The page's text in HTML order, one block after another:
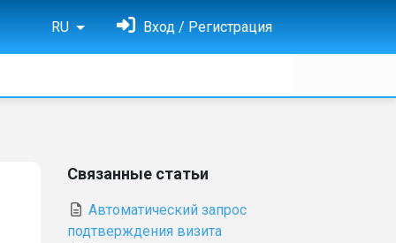
RU Вход / Регистрация
Связанные статьи
Автоматический запрос
подтверждения визита